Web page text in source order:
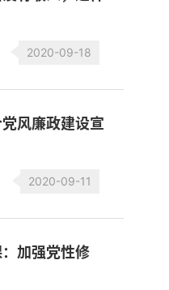
2020-09-18
风廉政建设宣
2020-09-11
加强党性修